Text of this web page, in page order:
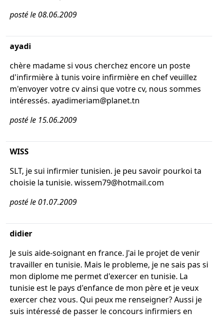
posté le 08.06.2009
ayadi
chère madame si vous cherchez encore un poste
d'infirmière à tunis voire infirmière en chef veuillez
m'envoyer votre cv ainsi que votre cv, nous sommes
intéressés. ayadimeriam@planet.tn
posté le 15.06.2009
WISS
SLT, je sui infirmier tunisien. je peu savoir pourkoi ta
choisie la tunisie. wissem79@hotmail.com
posté le 01.07.2009
didier
Je suis aide-soignant en france. J'ai le projet de venir
travailler en tunisie. Mais le probleme, je ne sais pas si
mon diplome me permet d'exercer en tunisie. La
tunisie est le pays d'enfance de mon père et je veux
exercer chez vous. Qui peux me renseigner? Aussi je
suis intéressé de passer le concours infirmiers en